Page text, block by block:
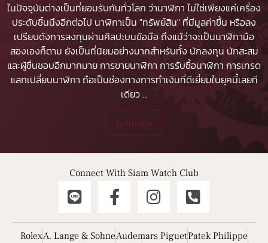
ในปัจจุบันต่างเป็นที่ยอมรับกันทั่วโลก ว่านาฬิกา ไม่ใช่เพียงแค่เครื่อง
ประดับชิ้นนึงอีกต่อไป นาฬิกาเป็น "ทรัพย์สิน" ที่มีมูลค่าขึ้น หรือลง
เปรียบดังการลงทุนผ่านศิลปะบนข้อมือ ถึงแม้ว่าจะเป็นนาฬิกามือ
สองเองก็ตาม ยังเป็นที่นิยมอย่างมากสำหรับทั้ง นักลงทุน นักสะสม
และผู้ชื่นชอบอีกมากมายการขายนาฬิกา การรับซื้อนาฬิกา การเทรด
แลกเปลี่ยนนาฬิกา ถือเป็นช่องทางการทำเงินที่ดีเยี่ยมในยุคนี้เลยที
เดียว...
ดูเพิ่มเติม
Connect With Siam Watch Club
RolexA. Lange & SohneAudemars PiguetPatek Philippe